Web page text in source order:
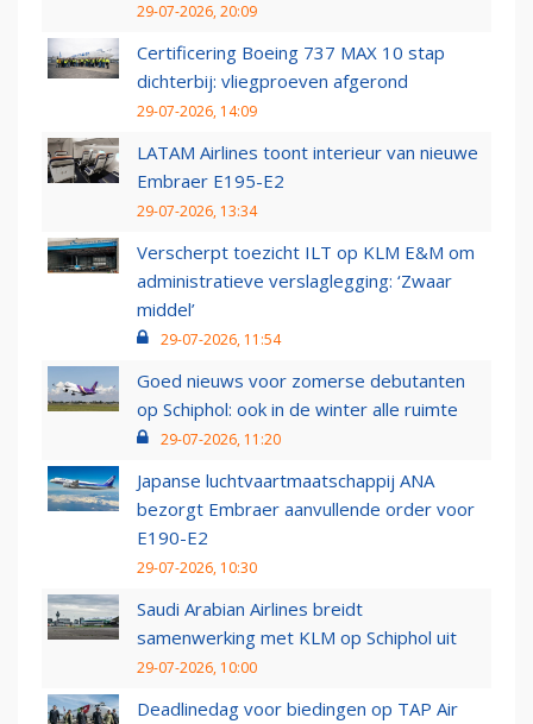
29-07-2026, 20:09
Certificering Boeing 737 MAX 10 stap
dichterbij: vliegproeven afgerond
29-07-2026, 14:09
LATAM Airlines toont interieur van nieuwe
Embraer E195-E2
29-07-2026, 13:34
Verscherpt toezicht ILT op KLM E&M om
administratieve verslaglegging: ‘Zwaar
middel’
29-07-2026, 11:54
Goed nieuws voor zomerse debutanten
op Schiphol: ook in de winter alle ruimte
29-07-2026, 11:20
Japanse luchtvaartmaatschappij ANA
bezorgt Embraer aanvullende order voor
E190-E2
29-07-2026, 10:30
Saudi Arabian Airlines breidt
samenwerking met KLM op Schiphol uit
29-07-2026, 10:00
Deadlinedag voor biedingen op TAP Air